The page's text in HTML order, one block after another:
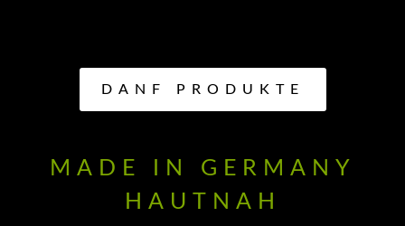
DANF PRODUKTE
MADE IN GERMANY
HAUTNAH